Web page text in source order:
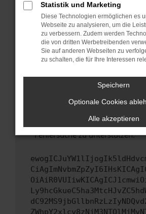
Betriebssystem auf dem
sind.
Veraltete Software birgt nicht
Sicherheitsrisiko, sondern
führen, dass bestimmte
unterstützt werden.
Wende dich an den
Wenn du alle oben genannten
hast, kontaktiere uns bitte. Wir
uns diesen Text schicken, um
Fehlersuche zu unterstützen:
Statistik und Marketing
Diese Technologien ermöglichen es
Webseite zu analysieren, um die
zu verbessern. Zudem werden
die von dritten Werbetreibenden
Sie auf anderen Webseiten zu
zu schalten, die für Ihre Interessen
Speichern
Optionale Cookies
Alle akzeptieren